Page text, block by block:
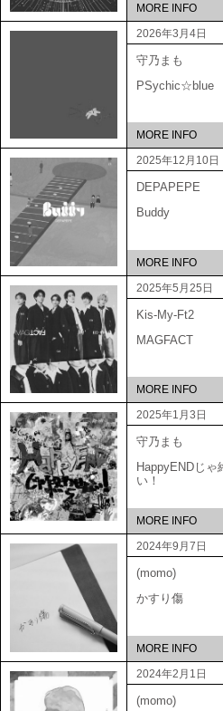
MORE INFO
2026年3月4日
守乃まも
PSychic☆blue
MORE INFO
2025年12月10日
DEPAPEPE
Buddy
MORE INFO
2025年5月25日
Kis-My-Ft2
MAGFACT
MORE INFO
2025年1月3日
守乃まも
HappyENDじゃ
い！
MORE INFO
2024年9月7日
(momo)
かすり傷
MORE INFO
2024年2月1日
(momo)